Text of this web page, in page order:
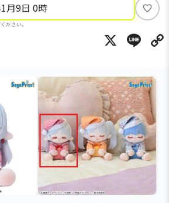
月9日 0時
ださい。
い
ね
X